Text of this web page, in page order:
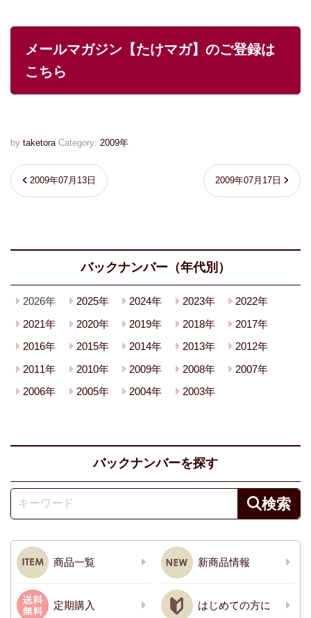
メールマガジン【たけマガ】のご登録は
こちら
by taketora Category: 2009年
2009年07月13日 2009年07月17日
バックナンバー（年代別）
2026年 2025年 2024年 2023年
2022年
2021年
2020年 2019年 2018年
2017年
2016年
2015年 2014年 2013年
2012年
2011年
2010年 2009年 2008年
2007年
2006年
2005年 2004年 2003年
バックナンバーを探す
商品一覧 新商品情報
定期購入 はじめての方に